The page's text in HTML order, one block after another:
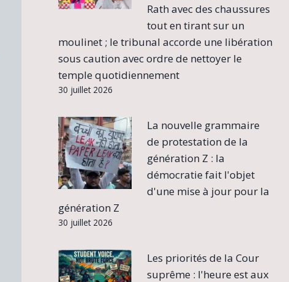
Rath avec des chaussures
tout en tirant sur un
moulinet ; le tribunal accorde une libération
sous caution avec ordre de nettoyer le
temple quotidiennement
30 juillet 2026
La nouvelle grammaire
de protestation de la
génération Z : la
démocratie fait l'objet
d'une mise à jour pour la
génération Z
30 juillet 2026
Les priorités de la Cour
suprême : l'heure est aux